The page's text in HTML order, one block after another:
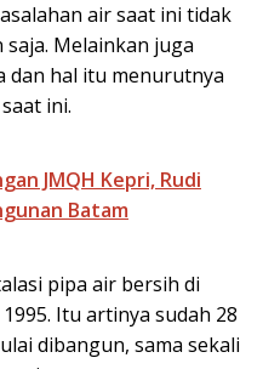
air saat ini tidak
Melainkan juga
dan hal itu menurutnya
ini.
JMQH Kepri, Rudi
Batam
pipa air bersih di
Itu artinya sudah 28
dibangun, sama sekali